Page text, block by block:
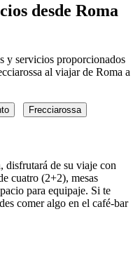
desde Roma
y servicios proporcionados
al viajar de Roma a
Frecciarossa
disfrutará de su viaje con
cuatro (2+2), mesas
para equipaje. Si te
comer algo en el café-bar